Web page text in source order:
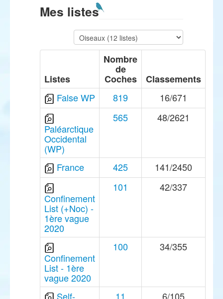
Mes listes
Listes
Nombre
de
Coches
Classements
False WP
819 16/671
Paléarctique
Occidental
(WP)
565 48/2621
France 425 141/2450
Confinement
List (+Noc) -
1ère vague
2020
101 42/337
Confinement
List - 1ère
vague 2020
100 34/355
Self- 11 6/105